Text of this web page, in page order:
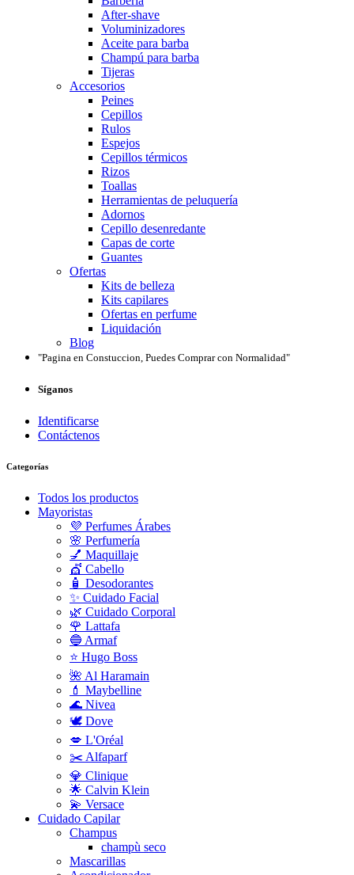
After-shave
Voluminizadores
Aceite para barba
Champú para barba
Tijeras
Accesorios
Peines
Cepillos
Rulos
Espejos
Cepillos térmicos
Rizos
Toallas
Herramientas de peluquería
Adornos
Cepillo desenredante
Capas de corte
Guantes
Ofertas
Kits de belleza
Kits capilares
Ofertas en perfume
Liquidación
Blog
"Pagina en Constuccion, Puedes Comprar con Normalidad"
Síganos
Identificarse
Contáctenos
Categorías
Todos los productos
Mayoristas
💜 Perfumes Árabes
🌸 Perfumería
💅 Maquillaje
💇 Cabello
🧴 Desodorantes
✨ Cuidado Facial
🌿 Cuidado Corporal
🌹 Lattafa
🔵 Armaf
⭐ Hugo Boss
🌺 Al Haramain
💄 Maybelline
🌊 Nivea
🕊️ Dove
💋 L'Oréal
✂️ Alfaparf
💎 Clinique
🌟 Calvin Klein
💫 Versace
Cuidado Capilar
Champus
champù seco
Mascarillas